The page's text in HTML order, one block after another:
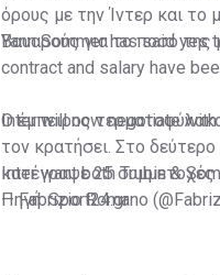
όρους με την Ίντερ και το
Βαυαρούς για το ποσό της
Yann Sommer has said yes
contract and salary have
Inter will now negotiate
Inter want both Trubin &
— Fabrizio Romano
Ο έμπειρος
τον κρατήσει. Στο
κατέγραψε 25 συμμετοχές
Πηγή: Sport24.gr